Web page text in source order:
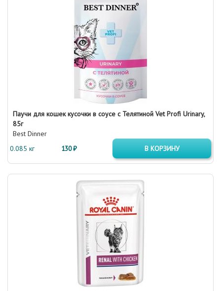
Паучи для кошек кусочки в соусе с Телятиной Vet Profi Urinary,
85г
Best Dinner
0.085 кг
130 ₽ В КОРЗИНУ